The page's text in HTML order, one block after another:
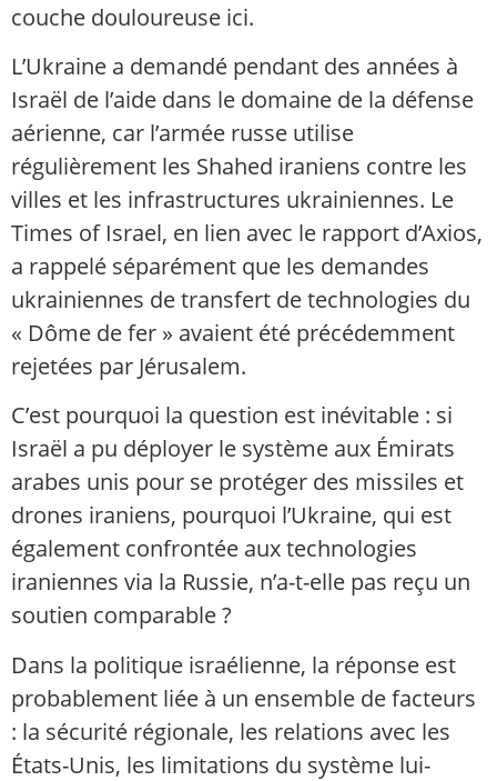
couche douloureuse ici.
L’Ukraine a demandé pendant des années à
Israël de l’aide dans le domaine de la défense
aérienne, car l’armée russe utilise
régulièrement les Shahed iraniens contre les
villes et les infrastructures ukrainiennes. Le
Times of Israel, en lien avec le rapport d’Axios,
a rappelé séparément que les demandes
ukrainiennes de transfert de technologies du
« Dôme de fer » avaient été précédemment
rejetées par Jérusalem.
C’est pourquoi la question est inévitable : si
Israël a pu déployer le système aux Émirats
arabes unis pour se protéger des missiles et
drones iraniens, pourquoi l’Ukraine, qui est
également confrontée aux technologies
iraniennes via la Russie, n’a-t-elle pas reçu un
soutien comparable ?
Dans la politique israélienne, la réponse est
probablement liée à un ensemble de facteurs
: la sécurité régionale, les relations avec les
États-Unis, les limitations du système lui-